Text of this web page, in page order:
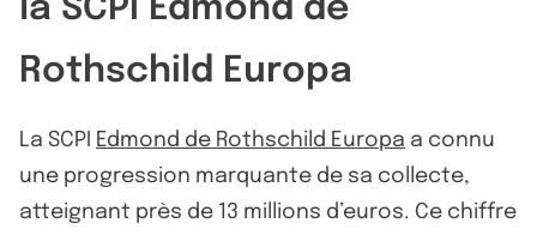
la SCPI Edmond de
Rothschild Europa
La SCPI Edmond de Rothschild Europa a connu
une progression marquante de sa collecte,
atteignant près de 13 millions d’euros. Ce chiffre